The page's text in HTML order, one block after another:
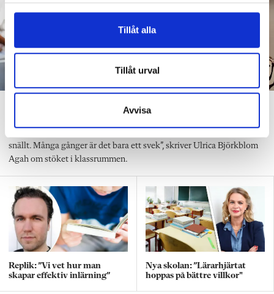
Tillåt alla
Tillåt urval
Avvisa
”Att ställa krav är inte elakt”
DEBATT
snällt. Många gånger är det bara ett svek”, skriver Ulrica Björkblom
Agah om stöket i klassrummen.
Replik: ”Vi vet hur man
skapar effektiv inlärning”
Nya skolan: ”Lärarhjärtat
hoppas på bättre villkor"